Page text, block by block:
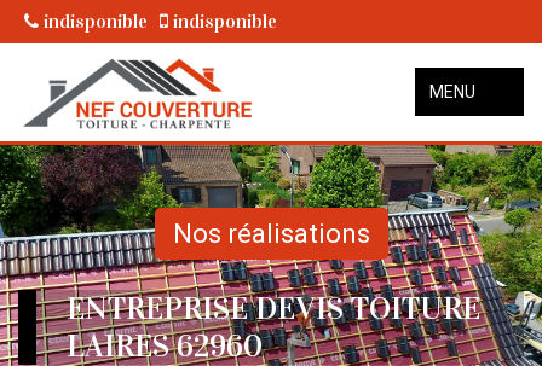
indisponible indisponible
MENU
Nos réalisations
ENTREPRISE DEVIS TOITURE
LAIRES 62960